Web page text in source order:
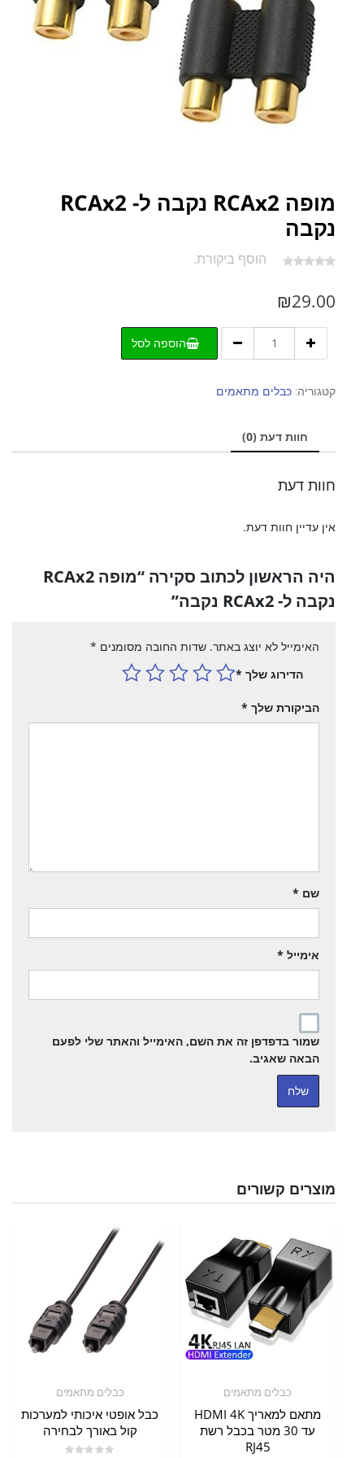
מופה RCAx2 נקבה ל- RCAx2
נקבה
הוסף ביקורת.
₪29.00
RCAx2
RCAx2
נקבה
הוספה לסל
קטגוריה: כבלים מתאמים
חוות דעת (0)
חוות דעת
אין עדיין חוות דעת.
היה הראשון לכתוב סקירה “מופה RCAx2
נקבה ל- RCAx2 נקבה”
האימייל לא יוצג באתר. שדות החובה מסומנים *
הדירוג שלך *
הביקורת שלך *
שם *
אימייל *
שמור בדפדפן זה את השם, האימייל והאתר שלי לפעם
הבאה שאגיב.
מוצרים קשורים
כבלים מתאמים
מתאם למאריך HDMI 4K
עד 30 מטר בכבל רשת
RJ45
כבלים מתאמים
כבל אופטי איכותי למערכות
קול באורך לבחירה